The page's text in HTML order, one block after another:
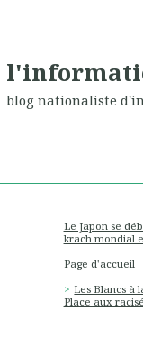
blog nationaliste
Le Japon se
krach mondial
Page d'accueil
Les Blancs à
Place aux